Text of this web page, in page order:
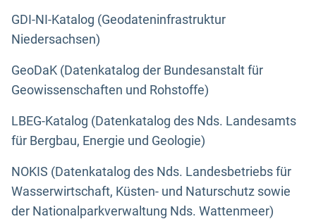
GDI-NI-Katalog (Geodateninfrastruktur
Niedersachsen)
GeoDaK (Datenkatalog der Bundesanstalt für
Geowissenschaften und Rohstoffe)
LBEG-Katalog (Datenkatalog des Nds. Landesamts
für Bergbau, Energie und Geologie)
NOKIS (Datenkatalog des Nds. Landesbetriebs für
Wasserwirtschaft, Küsten- und Naturschutz sowie
der Nationalparkverwaltung Nds. Wattenmeer)